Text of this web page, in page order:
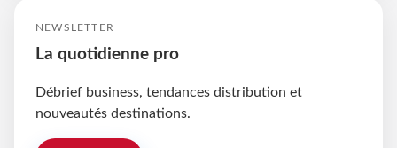
NEWSLETTER
La quotidienne pro
Débrief business, tendances distribution et
nouveautés destinations.